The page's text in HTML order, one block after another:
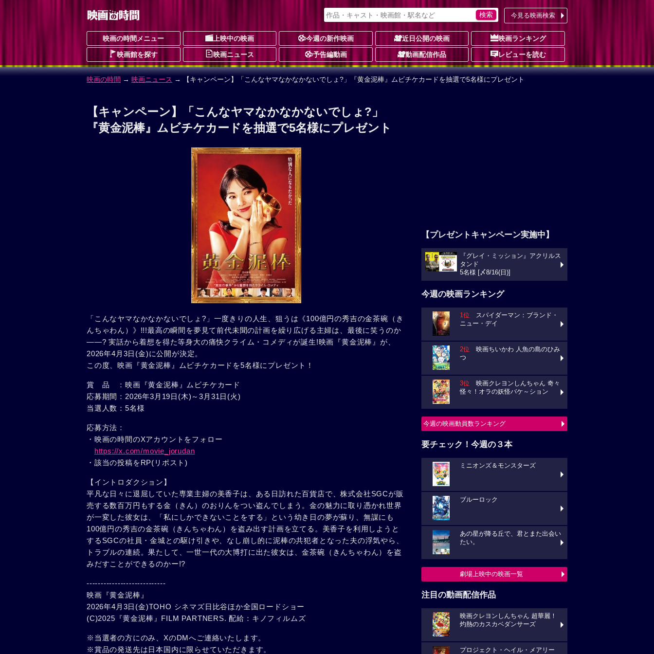
今見る映画検索
映画の時間メニュー 上映中の映画 今週の新作映画 近日公開の映画 映画ランキング
映画館を探す 映画ニュース 予告編動画 動画配信作品 レビューを読む
映画の時間 → 映画ニュース → 【キャンペーン】「こんなヤマなかなかないでしょ?」『黄金泥棒』ムビチケカードを抽選で5名様にプレゼント
【キャンペーン】「こんなヤマなかなかないでしょ?」
『黄金泥棒』ムビチケカードを抽選で5名様にプレゼント
「こんなヤマなかなかないでしょ?」一度きりの人生、狙うは《100億円の秀吉の金茶碗（き
んちゃわん）》!!!最高の瞬間を夢見て前代未聞の計画を繰り広げる主婦は、最後に笑うのか
――? 実話から着想を得た等身大の痛快クライム・コメディが誕生!映画『黄金泥棒』が、
2026年4月3日(金)に公開が決定。
この度、映画『黄金泥棒』ムビチケカードを5名様にプレゼント！
賞 品 ：映画『黄金泥棒』ムビチケカード
応募期間：2026年3月19日(木)～3月31日(火)
当選人数：5名様
応募方法：
・映画の時間のXアカウントをフォロー
https://x.com/movie_jorudan
・該当の投稿をRP(リポスト)
【イントロダクション】
平凡な日々に退屈していた専業主婦の美香子は、ある日訪れた百貨店で、株式会社SGCが販
売する数百万円もする金（きん）のおりんをつい盗んでしまう。金の魅力に取り憑かれ世界
が一変した彼女は、「私にしかできないことをする」という幼き日の夢が蘇り、無謀にも
100億円の秀吉の金茶碗（きんちゃわん）を盗み出す計画を立てる。美香子を利用しようと
するSGCの社員・金城との駆け引きや、なし崩し的に泥棒の共犯者となった夫の浮気やら、
トラブルの連続。果たして、一世一代の大博打に出た彼女は、金茶碗（きんちゃわん）を盗
みだすことができるのかー!?
----------------------------
映画『黄金泥棒』
2026年4月3日(金)TOHO シネマズ日比谷ほか全国ロードショー
(C)2025『黄金泥棒』FILM PARTNERS. 配給：キノフィルムズ
※当選者の方にのみ、XのDMへご連絡いたします。
※賞品の発送先は日本国内に限らせていただきます。
【プレゼントキャンペーン実施中】
『グレイ・ミッション』アクリルス
タンド
5名様 [〆8/16(日)]
今週の映画ランキング
1位 スパイダーマン：ブランド・
ニュー・デイ
2位 映画ちいかわ 人魚の島のひみ
つ
3位 映画クレヨンしんちゃん 奇々
怪々！オラの妖怪バケ～ション
今週の映画動員数ランキング
要チェック！今週の３本
ミニオンズ＆モンスターズ
ブルーロック
あの星が降る丘で、君とまた出会い
たい。
劇場上映中の映画一覧
注目の動画配信作品
映画クレヨンしんちゃん 超華麗！
灼熱のカスカベダンサーズ
プロジェクト・ヘイル・メアリー